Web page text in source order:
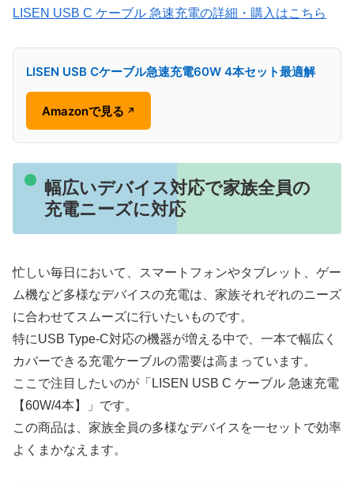
LISEN USB C ケーブル 急速充電の詳細・購入はこちら
LISEN USB Cケーブル急速充電60W 4本セット最適解
Amazonで見る ↗
幅広いデバイス対応で家族全員の
充電ニーズに対応
忙しい毎日において、スマートフォンやタブレット、ゲー
ム機など多様なデバイスの充電は、家族それぞれのニーズ
に合わせてスムーズに行いたいものです。
特にUSB Type-C対応の機器が増える中で、一本で幅広く
カバーできる充電ケーブルの需要は高まっています。
ここで注目したいのが「LISEN USB C ケーブル 急速充電
【60W/4本】」です。
この商品は、家族全員の多様なデバイスを一セットで効率
よくまかなえます。